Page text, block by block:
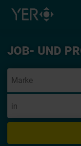
Typ auswählen
JOB- UND